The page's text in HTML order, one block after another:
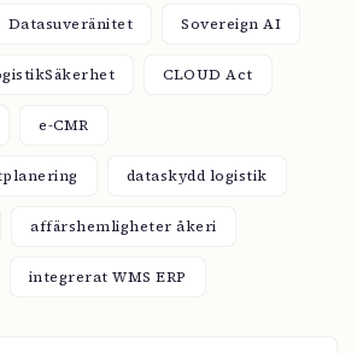
Datasuveränitet Sovereign AI
CLOUD Act
e-CMR
dataskydd logistik
affärshemligheter åkeri
integrerat WMS ERP